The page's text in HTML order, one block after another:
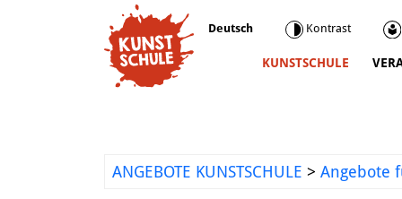
Deutsch Kontrast
KUNSTSCHULE
KooperationenANGEBOTE KUNSTSCHULE > Angebote